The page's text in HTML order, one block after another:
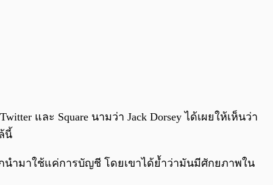
0:00 0:00
และ Square นามว่า Jack Dorsey ได้เผยให้เห็นว่า
นี้
กนำมาใช้แค่การบัญชี โดยเขาได้ย้ำว่ามันมีศักยภาพใน